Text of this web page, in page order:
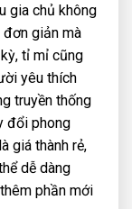
gia chủ không
đơn giản mà
tỉ mỉ cũng
yêu thích
truyền thống
đổi phong
giá thành rẻ,
dễ dàng
phần mới